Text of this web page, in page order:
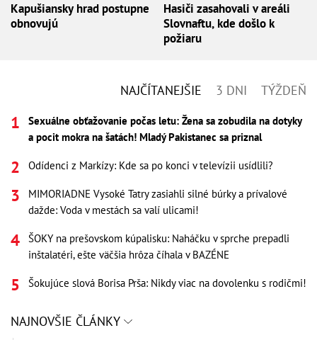
Kapušiansky hrad postupne
obnovujú
Hasiči zasahovali v areáli
Slovnaftu, kde došlo k
požiaru
NAJČÍTANEJŠIE 3 DNI TÝŽDEŇ
Sexuálne obťažovanie počas letu: Žena sa zobudila na dotyky
a pocit mokra na šatách! Mladý Pakistanec sa priznal
Odídenci z Markízy: Kde sa po konci v televízii usídlili?
MIMORIADNE Vysoké Tatry zasiahli silné búrky a prívalové
dažde: Voda v mestách sa valí ulicami!
ŠOKY na prešovskom kúpalisku: Naháčku v sprche prepadli
inštalatéri, ešte väčšia hrôza číhala v BAZÉNE
Šokujúce slová Borisa Prša: Nikdy viac na dovolenku s rodičmi!
NAJNOVŠIE ČLÁNKY